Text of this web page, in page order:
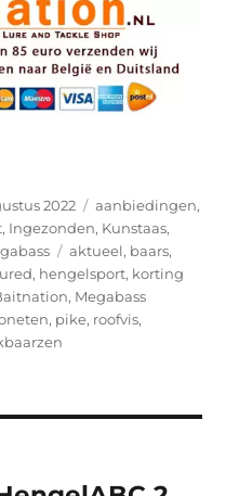
2022 Categorieën
aanbiedingen,
, Ingezonden, Kunstaas,
Tags
aktueel, baars,
, hengelsport, korting
, Megabass
, pike, roofvis,